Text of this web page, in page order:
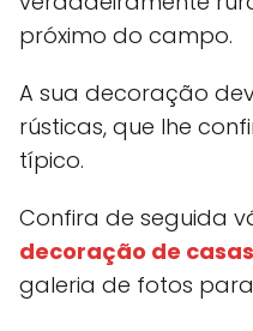
próximo do campo.
A sua decoração
rústicas, que lhe
típico.
Confira de seguida
decoração de casas
galeria de fotos para